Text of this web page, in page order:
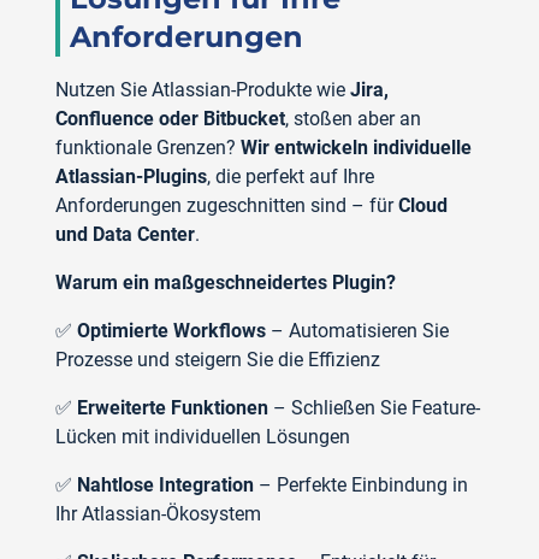
Anforderungen
Nutzen Sie Atlassian-Produkte wieJira,
Confluence oder Bitbucket, stoßen aber an
funktionale Grenzen?Wir entwickeln individuelle
Atlassian-Plugins, die perfekt auf Ihre
Anforderungen zugeschnitten sind – fürCloud
und Data Center.
Warum ein maßgeschneidertes Plugin?
✅Optimierte Workflows – Automatisieren Sie
Prozesse und steigern Sie die Effizienz
✅ Erweiterte Funktionen – Schließen Sie Feature-
Lücken mit individuellen Lösungen
✅ Nahtlose Integration – Perfekte Einbindung in
Ihr Atlassian-Ökosystem